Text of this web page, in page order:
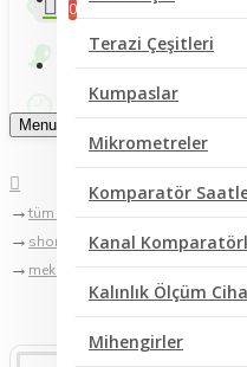
0
Terazi Çeşitleri
Kumpaslar
Mikrometreler
Komparatör
Kanal
Kalınlık Ölçüm
Mihengirler
Bize Yazın
Menu
tüm kategoriler
shore cihazları
mekanik shoremetreler